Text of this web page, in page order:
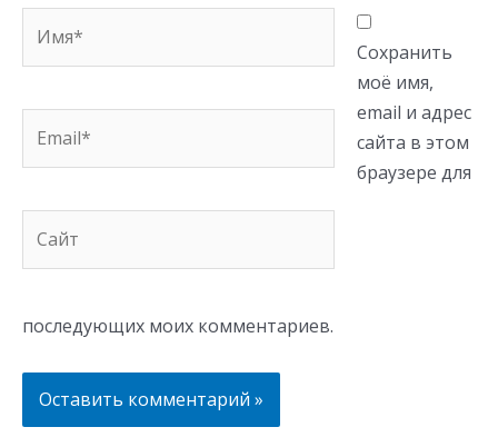
Сохранить
моё имя,
email и адрес
сайта в этом
браузере для
последующих моих комментариев.